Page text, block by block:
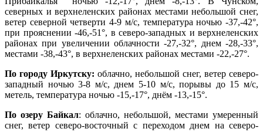
северных и верхнеленских районах местами небольшой снег,
ветер северной четверти 4-9 м/с, температура ночью -37,-42°,
при прояснении -46,-51°, в северо-западных и верхнеленских
районах при увеличении облачности -27,-32°, днем -28,-33°,
местами -38,-43°, в верхнеленских районах местами -22,-27°.
По городу Иркутску: облачно, небольшой снег, ветер северо-
западный ночью 3-8 м/с, днем 5-10 м/с, порывы до 15 м/с,
метель, температура ночью -15,-17°, днём -13,-15°.
По озеру Байкал: облачно, небольшой, местами умеренный
снег, ветер северо-восточный с переходом днем на северо-